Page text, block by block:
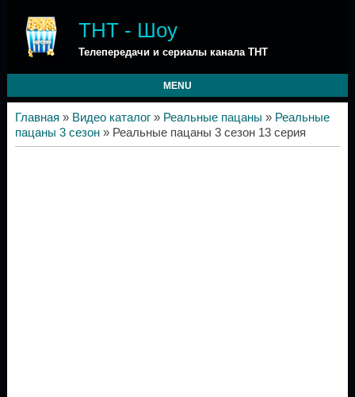
ТНТ - Шоу
Телепередачи и сериалы канала ТНТ
MENU
Главная » Видео каталог» Реальные пацаны » Реальные
пацаны 3 сезон» Реальные пацаны 3 сезон 13 серия